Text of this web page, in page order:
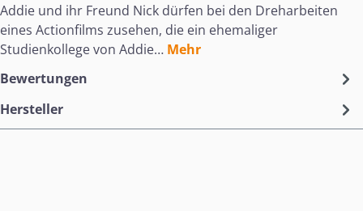
Addie und ihr Freund Nick dürfen bei den Dreharbeiten
eines Actionfilms zusehen, die ein ehemaliger
Studienkollege von Addie… Mehr
Bewertungen
Hersteller